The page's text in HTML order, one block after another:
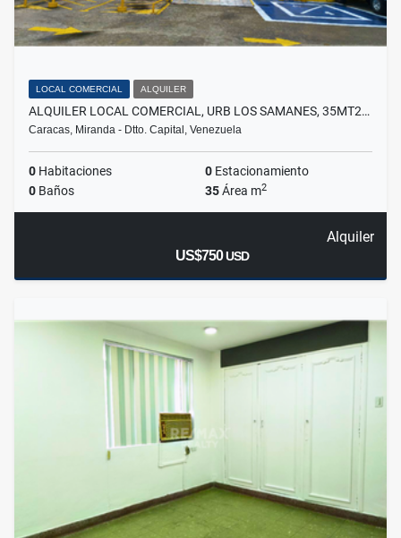
LOCAL COMERCIAL ALQUILER
ALQUILER LOCAL COMERCIAL, URB LOS SAMANES, 35MT2…
Caracas, Miranda - Dtto. Capital, Venezuela
0 Habitaciones 0 Estacionamiento
0 Baños 35Área m2
Alquiler
US$750USD